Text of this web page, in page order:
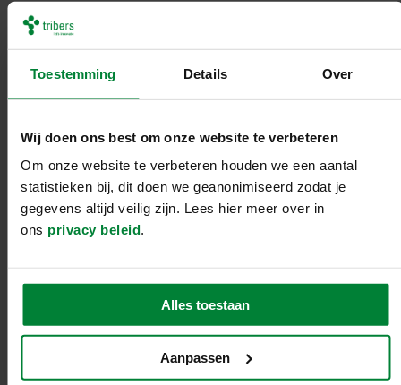
Toestemming Details Over
Wij doen ons best om onze website te verbeteren
Om onze website te verbeteren houden we een aantal
statistieken bij, dit doen we geanonimiseerd zodat je
gegevens altijd veilig zijn. Lees hier meer over in
ons privacy beleid.
Alles toestaan
Aanpassen
meer weten over dit project?
Melvin kan je er alles over vertellen.
melvin@tribers.nl
neem direct contact op